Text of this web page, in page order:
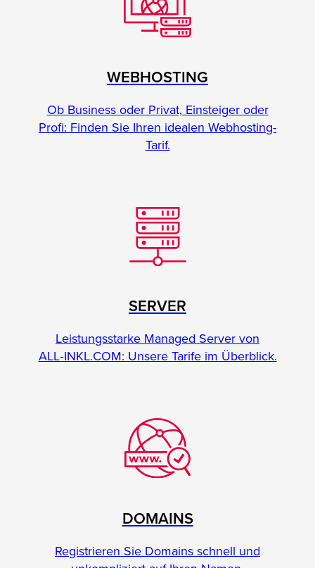
WEBHOSTING
Ob Business oder Privat, Einsteiger oder
Profi: Finden Sie Ihren idealen Webhosting-
Tarif.
SERVER
Leistungsstarke Managed Server von
ALL‑INKL.COM: Unsere Tarife im Überblick.
DOMAINS
Registrieren Sie Domains schnell und